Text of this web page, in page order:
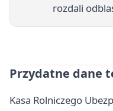
rozdali
Przydatne dane
Kasa Rolniczego